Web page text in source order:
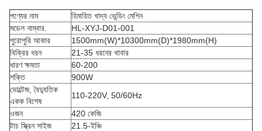
পণ্যের নাম
হিমায়িত খাদ্য ভেন্ডিং মেশিন
মডেল নাম্বার.
HL-XYJ-D01-001
পুরোপুরি আকার
1500mm(W)*10300mm(D)*1980mm(H)
বিক্রির ধরন
21-35 ধরনের খাবার
ধারণ ক্ষমতা
60-200
শক্তি
900W
ভোল্টেজ, বৈদ্যুতিক
একক বিশেষ
110-220V, 50/60Hz
ওজন
420 কেজি
টাচ স্ক্রিন সাইজ
21.5-ইঞ্চি